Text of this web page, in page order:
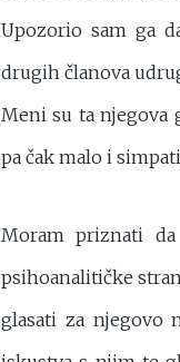
Upozorio sam ga
drugih članova
Meni su ta njegova
pa čak malo i
Moram priznati
psihoanalitičke
glasati za njegovo